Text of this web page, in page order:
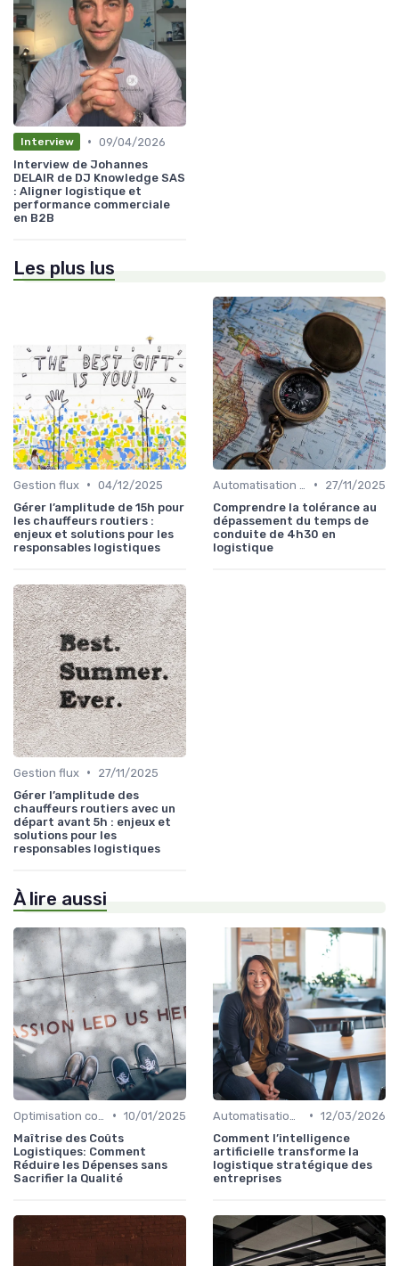
Interview • 09/04/2026
Interview de Johannes
DELAIR de DJ Knowledge SAS
: Aligner logistique et
performance commerciale
en B2B
Les plus lus
Gestion flux • 04/12/2025
Gérer l’amplitude de 15h pour
les chauffeurs routiers :
enjeux et solutions pour les
responsables logistiques
•
27/11/2025
Comprendre la tolérance au
dépassement du temps de
conduite de 4h30 en
logistique
Gestion flux •
27/11/2025
Gérer l’amplitude des
chauffeurs routiers avec un
départ avant 5h : enjeux et
solutions pour les
responsables logistiques
À lire aussi
• 10/01/2025
Maîtrise des Coûts
Logistiques: Comment
Réduire les Dépenses sans
Sacrifier la Qualité
• 12/03/2026
Comment l’intelligence
artificielle transforme la
logistique stratégique des
entreprises